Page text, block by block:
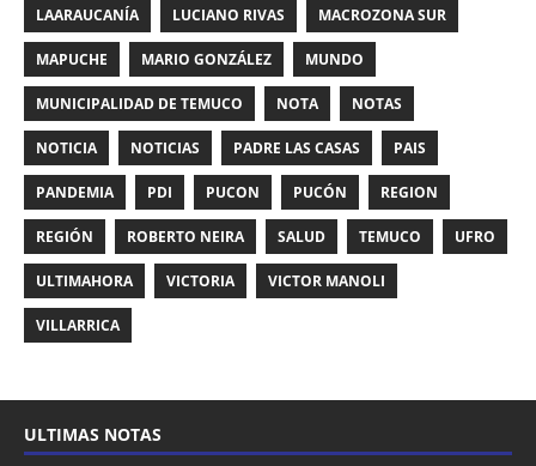
LAARAUCANÍA LUCIANO RIVAS MACROZONA SUR
MAPUCHE MARIO GONZÁLEZ MUNDO
MUNICIPALIDAD DE TEMUCO NOTA NOTAS
NOTICIA NOTICIAS PADRE LAS CASAS PAIS
PANDEMIA PDI PUCON PUCÓN REGION
REGIÓN ROBERTO NEIRA SALUD TEMUCO UFRO
ULTIMAHORA VICTORIA VICTOR MANOLI
VILLARRICA
ULTIMAS NOTAS